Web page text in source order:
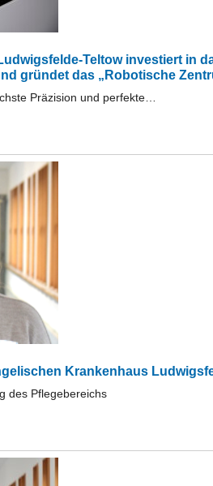
Teltow investiert in
gründet das „Robotische
Präzision und perfekte…
Krankenhaus
des Pflegebereichs